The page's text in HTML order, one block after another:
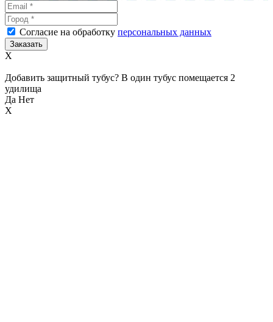
Согласие на обработку персональных данных
X
Добавить защитный тубус? В один тубус помещается 2
удилища
Да Нет
X